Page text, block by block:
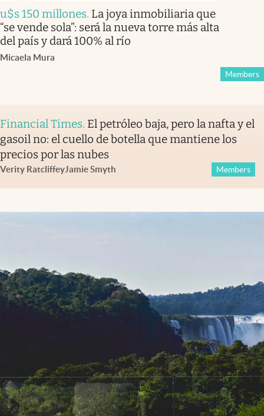
u$s 150 millones. La joya inmobiliaria que
“se vende sola”: será la nueva torre más alta
del país y dará 100% al río
Micaela Mura
Members
Financial Times. El petróleo baja, pero la nafta y el
gasoil no: el cuello de botella que mantiene los
precios por las nubes
Verity RatcliffeyJamie Smyth Members